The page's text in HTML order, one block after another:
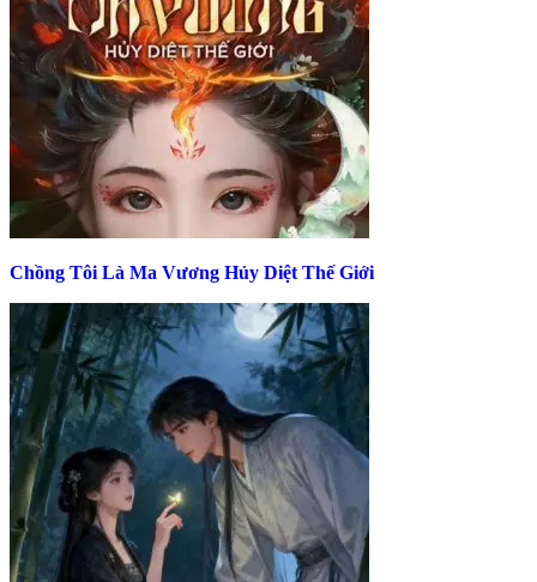
Chồng Tôi Là Ma Vương Hủy Diệt Thế Giới